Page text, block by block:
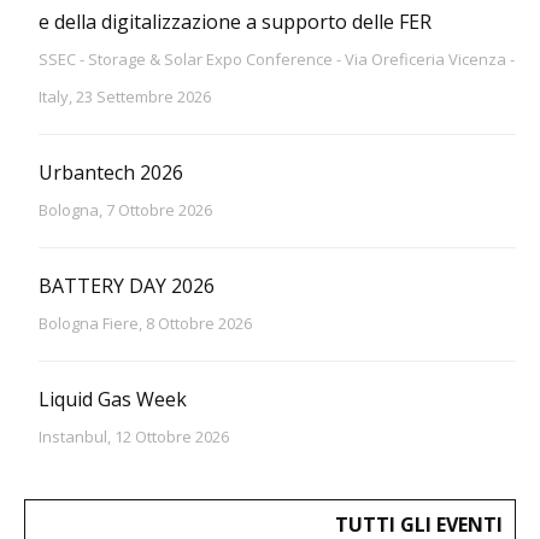
e della digitalizzazione a supporto delle FER
SSEC - Storage & Solar Expo Conference - Via Oreficeria Vicenza -
Italy, 23 Settembre 2026
Urbantech 2026
Bologna, 7 Ottobre 2026
BATTERY DAY 2026
Bologna Fiere, 8 Ottobre 2026
Liquid Gas Week
Instanbul, 12 Ottobre 2026
TUTTI GLI EVENTI